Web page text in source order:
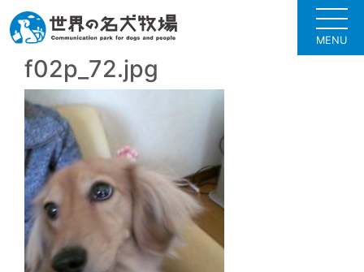
MENU
f02p_72.jpg